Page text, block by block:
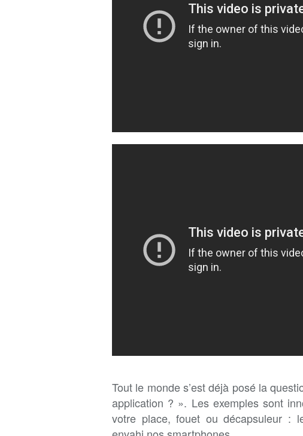
Tout le monde s’est déjà posé la
application ? ». Les exemples sont
votre place, fouet ou décapsuleur :